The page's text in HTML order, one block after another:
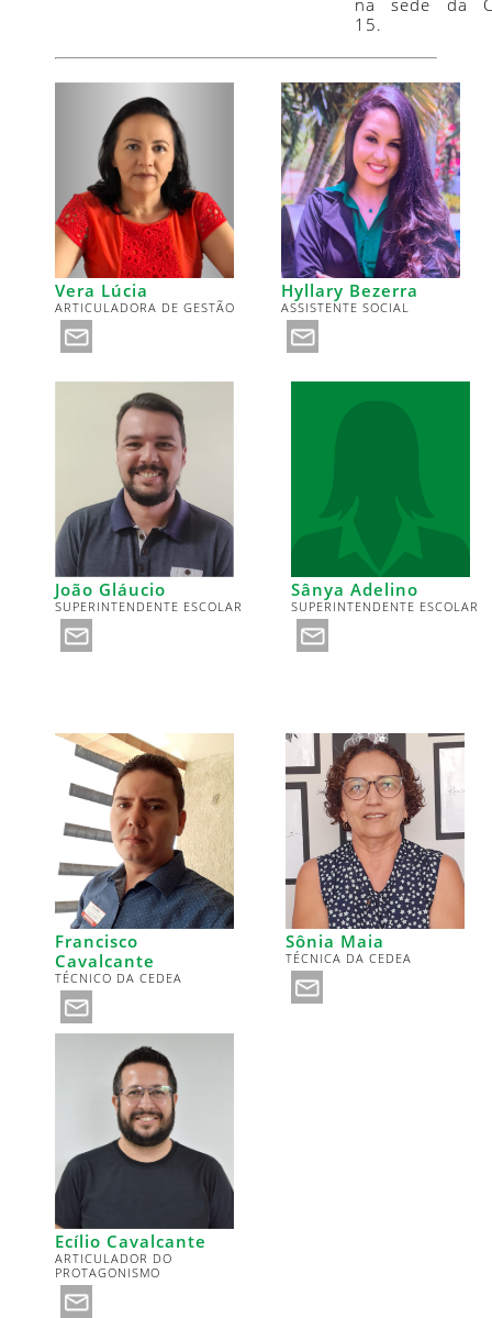
15.
Vera Lúcia
ARTICULADORA DE GESTÃO
Hyllary Bezerra
ASSISTENTE SOCIAL
João Gláucio
SUPERINTENDENTE ESCOLAR
Sânya Adelino
SUPERINTENDENTE ESCOLAR
Francisco
Cavalcante
TÉCNICO DA CEDEA
Sônia Maia
TÉCNICA DA CEDEA
Ecílio Cavalcante
ARTICULADOR DO
PROTAGONISMO